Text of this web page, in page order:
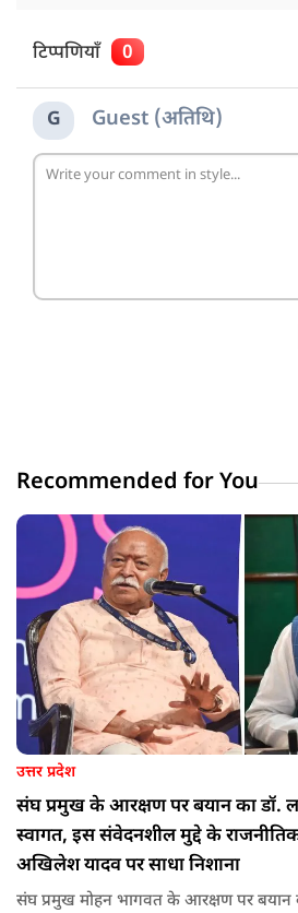
टिप्पणियाँ 0
G Guest (अतिथि)
Recommended for You
उत्तर प्रदेश
संघ प्रमुख के आरक्षण पर बयान का डॉ.
स्वागत, इस संवेदनशील मुद्दे के
अखिलेश यादव पर साधा निशाना
संघ प्रमुख मोहन भागवत के आरक्षण पर बयान